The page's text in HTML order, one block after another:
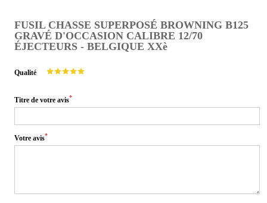
FUSIL CHASSE SUPERPOSÉ BROWNING B125
GRAVÉ D'OCCASION CALIBRE 12/70
ÉJECTEURS - BELGIQUE XXè
Qualité
Titre de votre avis*
Votre avis*